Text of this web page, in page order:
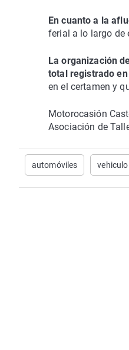
En cuanto a la
ferial a lo largo de
La organización
total registrado
en el certamen y
Motorocasión
Asociación de
automóviles